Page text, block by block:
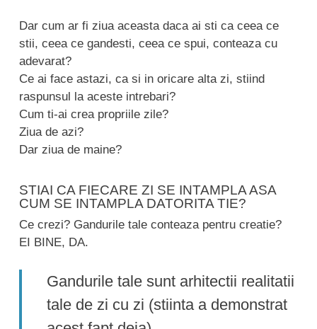
Dar cum ar fi ziua aceasta daca ai sti ca ceea ce
stii, ceea ce gandesti, ceea ce spui, conteaza cu
adevarat?
Ce ai face astazi, ca si in oricare alta zi, stiind
raspunsul la aceste intrebari?
Cum ti-ai crea propriile zile?
Ziua de azi?
Dar ziua de maine?
STIAI CA FIECARE ZI SE INTAMPLA ASA
CUM SE INTAMPLA DATORITA TIE?
Ce crezi? Gandurile tale conteaza pentru creatie?
EI BINE, DA.
Gandurile tale sunt arhitectii realitatii
tale de zi cu zi (stiinta a demonstrat